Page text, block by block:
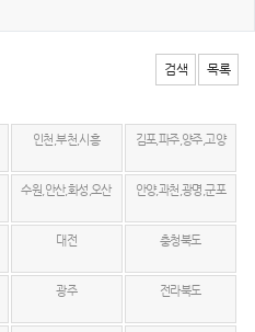
검색 목록
인천,부천,시흥 김포,파주,양주,고양
수원,안산,화성,오산 안양,과천,광명,군포
대전 충청북도
광주 전라북도